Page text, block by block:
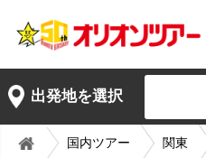
出発地を選択
国内ツアー 関東